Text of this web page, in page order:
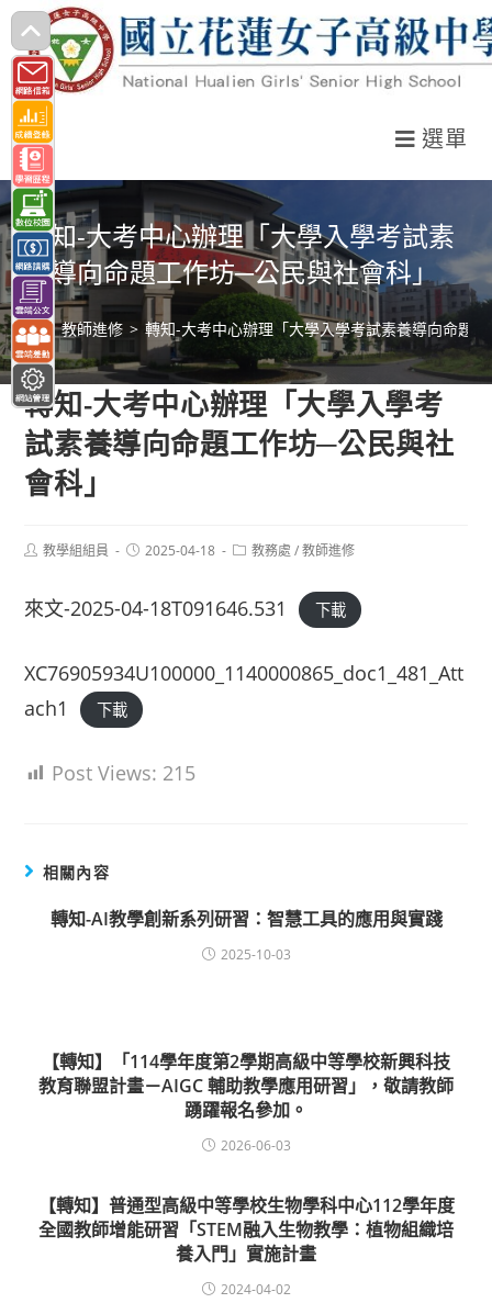
跳
轉
至
主
要
內
容
選單
轉知-大考中心辦理「大學入學考試素
養導向命題工作坊─公民與社會科」
> 教師進修 > 轉知-大考中心辦理「大學入學考試素養導向命題
轉知-大考中心辦理「大學入學考
試素養導向命題工作坊─公民與社
會科」
Post教學組組員
Post2025-04-18
Post教務處 / 教師進修
來文-2025-04-18T091646.531 下載
XC76905934U100000_1140000865_doc1_481_Att
ach1
下載
Post Views: 215
相關內容
轉知-AI教學創新系列研習：智慧工具的應用與實踐
2025-10-03
【轉知】「114學年度第2學期高級中等學校新興科技
教育聯盟計畫－AIGC 輔助教學應用研習」，敬請教師
踴躍報名參加。
2026-06-03
【轉知】普通型高級中等學校生物學科中心112學年度
全國教師增能研習「STEM融入生物教學：植物組織培
養入門」實施計畫
2024-04-02